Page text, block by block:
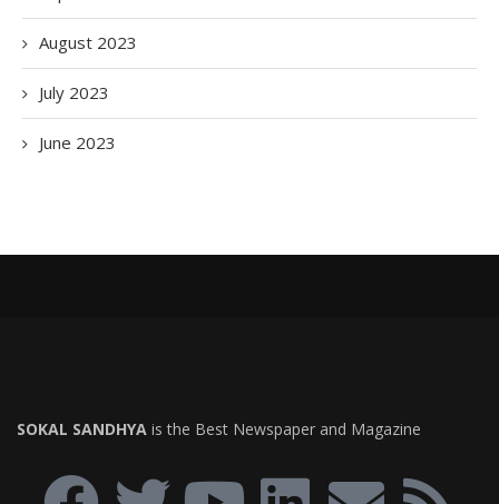
August 2023
July 2023
June 2023
SOKAL SANDHYA is the Best Newspaper and Magazine